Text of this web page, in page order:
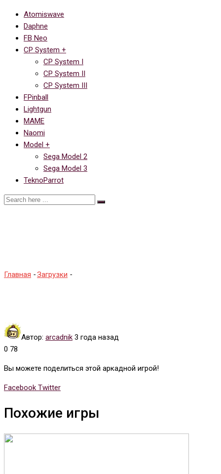
Atomiswave
Daphne
FB Neo
CP System +
CP System I
CP System II
CP System III
FPinball
Lightgun
MAME
Naomi
Model +
Sega Model 2
Sega Model 3
TeknoParrot
Главная -Загрузки -
Автор: arcadnik 3 года назад
0 78
Вы можете поделиться этой аркадной игрой!
Facebook TwitterWhatsapp
Tumblr
Pinterest
Reddit
Share
Email
Print
Похожие игры